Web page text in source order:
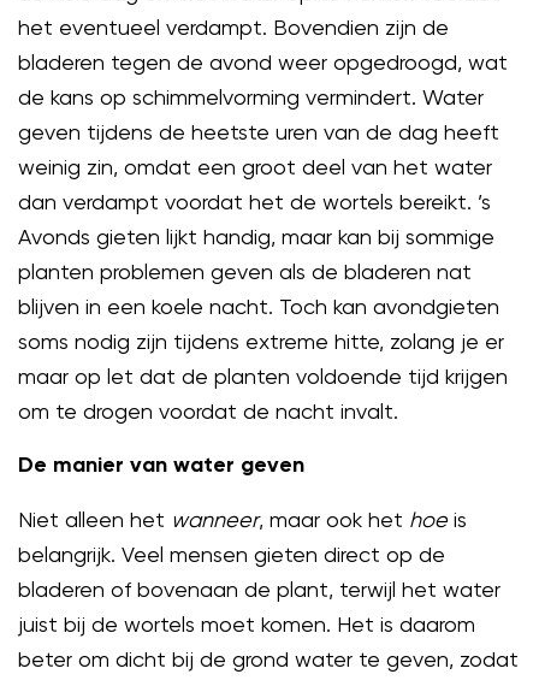
het eventueel verdampt. Bovendien zijn de
bladeren tegen de avond weer opgedroogd, wat
de kans op schimmelvorming vermindert. Water
geven tijdens de heetste uren van de dag heeft
weinig zin, omdat een groot deel van het water
dan verdampt voordat het de wortels bereikt. ’s
Avonds gieten lijkt handig, maar kan bij sommige
planten problemen geven als de bladeren nat
blijven in een koele nacht. Toch kan avondgieten
soms nodig zijn tijdens extreme hitte, zolang je er
maar op let dat de planten voldoende tijd krijgen
om te drogen voordat de nacht invalt.
De manier van water geven
Niet alleen het wanneer, maar ook het hoeis
belangrijk. Veel mensen gieten direct op de
bladeren of bovenaan de plant, terwijl het water
juist bij de wortels moet komen. Het is daarom
beter om dicht bij de grond water te geven, zodat